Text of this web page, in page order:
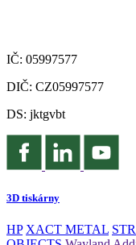
IČ: 05997577
DIČ: CZ05997577
DS: jktgvbt
3D tiskárny
HP XACT METAL